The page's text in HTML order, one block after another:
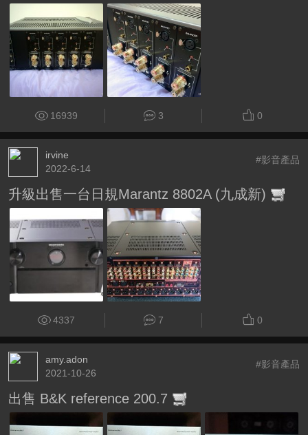
16939 3 0
irvine
2022-6-14
#影音產品
升級出售一台日規Marantz 8802A (九成新)
4337 7 0
amy.adon
2021-10-26
#影音產品
出售 B&K reference 200.7